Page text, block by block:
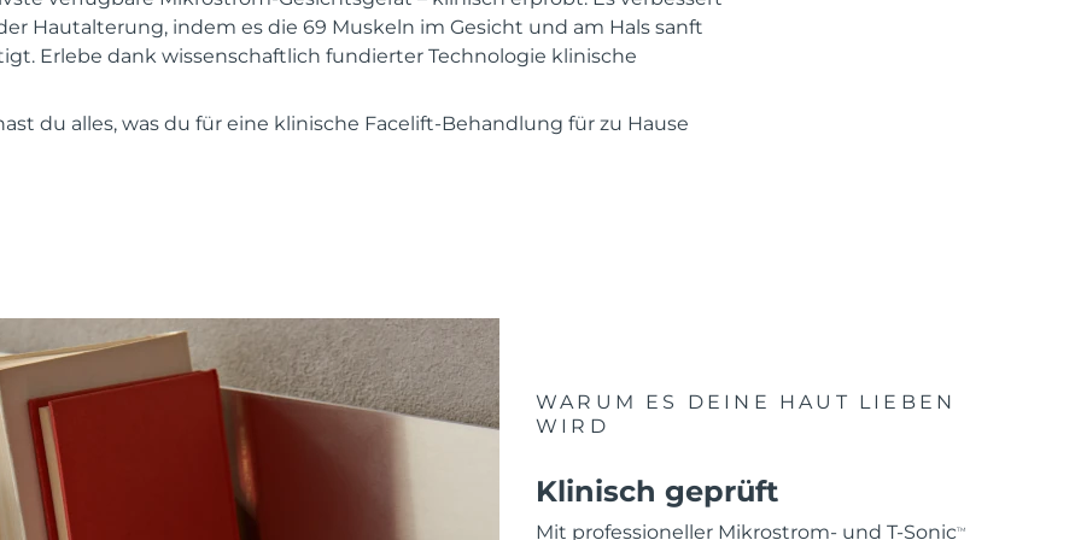
Hautalterung, indem es die 69 Muskeln im Gesicht und am Hals sanft
Erlebe dank wissenschaftlich fundierter Technologie klinische
du alles, was du für eine klinische Facelift-Behandlung für zu Hause
WARUM ES DEINE HAUT LIEBEN
WIRD
Klinisch geprüft
Mit professioneller Mikrostrom- und T-SonicTM